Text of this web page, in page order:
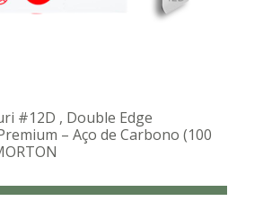
#12D , Double Edge
– Aço de Carbono (100